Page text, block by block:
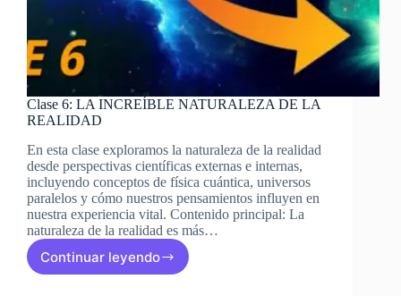
Clase 6: LA INCREÍBLE NATURALEZA DE LA
REALIDAD
En esta clase exploramos la naturaleza de la realidad
desde perspectivas científicas externas e internas,
incluyendo conceptos de física cuántica, universos
paralelos y cómo nuestros pensamientos influyen en
nuestra experiencia vital. Contenido principal: La
naturaleza de la realidad es más…
Continuar leyendo
Clase